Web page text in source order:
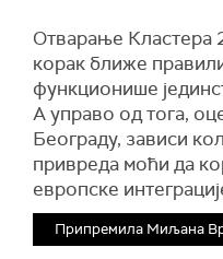
Отварање Кластера
корак ближе
функционише
А управо од тога,
Београду, зависи
привреда моћи да
европске
Припремила Миљана